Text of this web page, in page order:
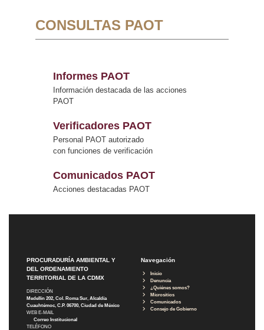
CONSULTAS PAOT
Informes PAOT
Información destacada de las acciones
PAOT
Verificadores PAOT
Personal PAOT autorizado
con funciones de verificación
Comunicados PAOT
Acciones destacadas PAOT
PROCURADURÍA AMBIENTAL Y
DEL ORDENAMIENTO
TERRITORIAL DE LA CDMX
DIRECCIÓN
Medellín 202, Col. Roma Sur, Alcaldía
Cuauhtémoc, C.P. 06700, Ciudad de México
WEB E-MAIL
Correo Institucional
TELÉFONO
Navegación
Inicio
Denuncia
¿Quiénes somos?
Micrositios
Comunicados
Consejo de Gobierno